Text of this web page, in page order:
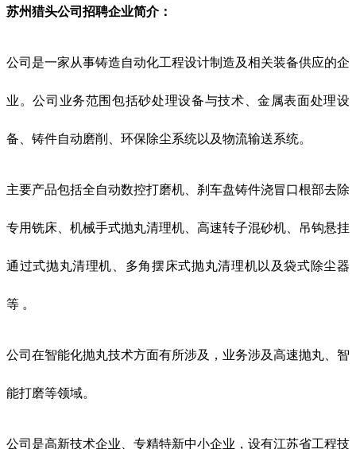
苏州猎头公司招聘企业简介：
公司是一家从事铸造自动化工程设计制造及相关装备供应的企
业。公司业务范围包括砂处理设备与技术、金属表面处理设
备、铸件自动磨削、环保除尘系统以及物流输送系统。
主要产品包括全自动数控打磨机、刹车盘铸件浇冒口根部去除
专用铣床、机械手式抛丸清理机、高速转子混砂机、吊钩悬挂
通过式抛丸清理机、多角摆床式抛丸清理机以及袋式除尘器
等 。
公司在智能化抛丸技术方面有所涉及，业务涉及高速抛丸、智
能打磨等领域。
公司是高新技术企业、专精特新中小企业，设有江苏省工程技